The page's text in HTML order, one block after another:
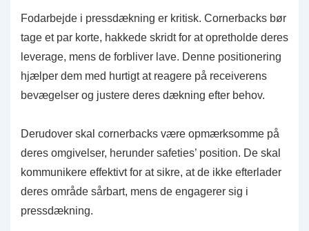
Fodarbejde i pressdækning er kritisk. Cornerbacks bør
tage et par korte, hakkede skridt for at opretholde deres
leverage, mens de forbliver lave. Denne positionering
hjælper dem med hurtigt at reagere på receiverens
bevægelser og justere deres dækning efter behov.
Derudover skal cornerbacks være opmærksomme på
deres omgivelser, herunder safeties’ position. De skal
kommunikere effektivt for at sikre, at de ikke efterlader
deres område sårbart, mens de engagerer sig i
pressdækning.